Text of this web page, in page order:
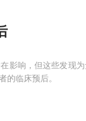
影响，但这些发现
的临床预后。